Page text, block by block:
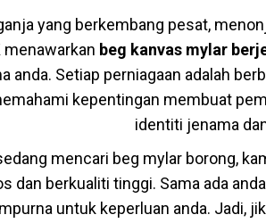
yang berkembang pesat,
menawarkan beg kanvas mylar
anda. Setiap perniagaan adalah
kepentingan membuat
identiti jenama
mencari beg mylar borong,
dan berkualiti tinggi. Sama ada
untuk keperluan anda. Jadi,